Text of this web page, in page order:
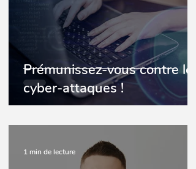
Prémunissez-vous contre les
cyber-attaques !
1 min de lecture